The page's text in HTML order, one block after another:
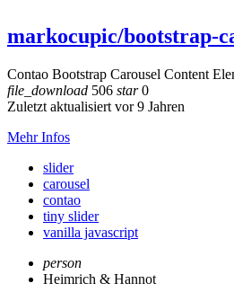
markocupic/bootstrap-
Contao Bootstrap Carousel Content
file_download 506 star0
Zuletzt aktualisiert vor 9 Jahren
Mehr Infos
slider
carousel
contao
tiny slider
vanilla javascript
person
Heimrich & Hannot